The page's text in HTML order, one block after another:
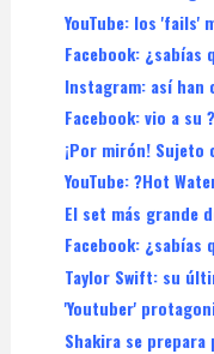
YouTube: los 'fails'
Facebook:
Instagram: así han
Facebook: vio a
¡Por mirón! Sujeto
YouTube: ?Hot
El set más grande
Facebook:
Taylor Swift: su
'Youtuber'
Shakira se prepara